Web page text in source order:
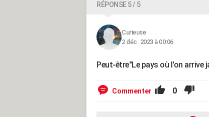
RÉPONSE 5 / 5
Curieuse
2 déc. 2023 à 00:06
Peut-être"Le pays où l'on arrive
Commenter 0